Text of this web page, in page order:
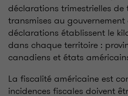
déclarations trimestrielles
transmises au
déclarations établissent le
dans chaque territoire :
canadiens et états
La fiscalité américaine est
incidences fiscales doivent